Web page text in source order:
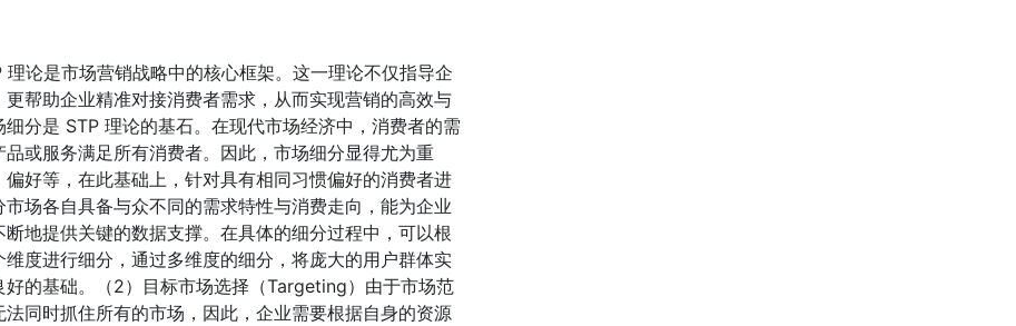
理论是市场营销战略中的核心框架。这一理论不仅指导企
帮助企业精准对接消费者需求，从而实现营销的高效与
分是 STP 理论的基石。在现代市场经济中，消费者的需
或服务满足所有消费者。因此，市场细分显得尤为重
好等，在此基础上，针对具有相同习惯偏好的消费者进
场各自具备与众不同的需求特性与消费走向，能为企业
地提供关键的数据支撑。在具体的细分过程中，可以根
度进行细分，通过多维度的细分，将庞大的用户群体实
的基础。（2）目标市场选择（Targeting）由于市场范
同时抓住所有的市场，因此，企业需要根据自身的资源